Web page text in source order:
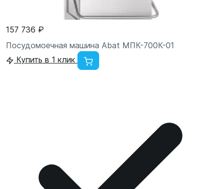
157 736 ₽
Посудомоечная машина Abat МПК-700К-01
Купить в 1 клик